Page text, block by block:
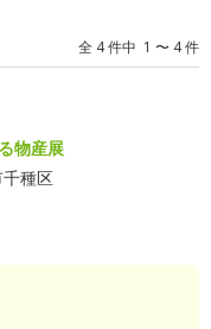
全 4 件中 1 〜 4 件
物産展
千種区